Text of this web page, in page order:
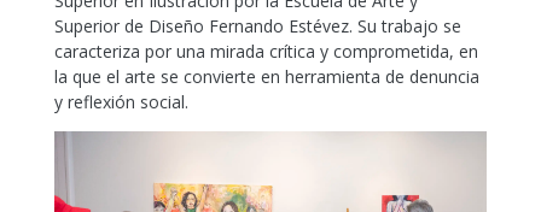
Superior de Diseño Fernando Estévez. Su trabajo se
caracteriza por una mirada crítica y comprometida, en
la que el arte se convierte en herramienta de denuncia
y reflexión social.